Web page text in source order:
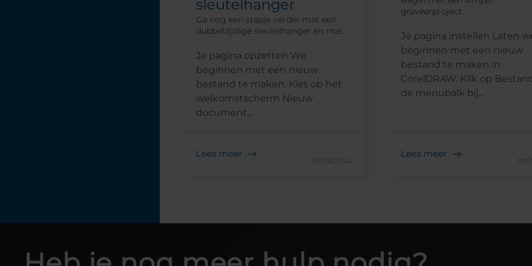
sleutelhanger
Ga nog een stapje verder met een
dubbelzijdige sleutelhanger en mal.
Je pagina opzetten We
beginnen met een nieuw
bestand te maken. Kies op het
welkomstscherm Nieuw
document...
Lees meer
09/26/2024
graveerproject.
Je pagina instellen Laten
beginnen met een nieuw
bestand te maken in
CorelDRAW. Klik op
de menubalk bij...
Lees meer